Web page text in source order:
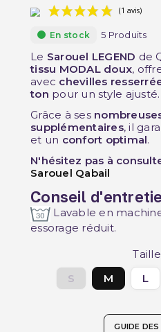
(1 avis)
En stock 5 Produits
Le Sarouel LEGEND de
tissu MODAL doux,
avec chevilles
ton pour un style ajusté.
Grâce à ses
supplémentaires, il
et un confort optimal.
N'hésitez pas à
Sarouel Qabail
Conseil
Lavable en
essorage réduit.
S
M L
GUIDE